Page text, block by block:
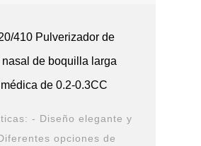
410 Pulverizador de
de boquilla larga
de 0.2-0.3CC
- Diseño elegante y
opciones de